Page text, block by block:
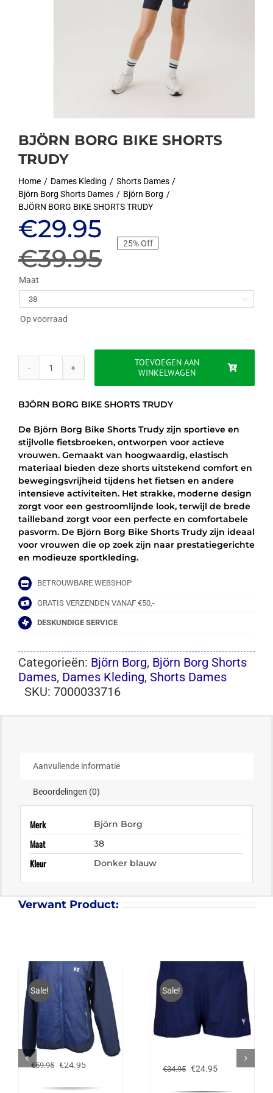
BJÖRN BORG BIKE SHORTS
TRUDY
Home Dames Kleding
Shorts Dames
Björn Borg Shorts Dames
Björn Borg
BJÖRN BORG BIKE SHORTS TRUDY
€39.95
Oorspronkelijke
prijs
was:
€39.95.
€29.95
Huidige
prijs
is:
€29.95.
25% Off
Maat

Op voorraad
BJÖRN
TRUDY
aantal
TOEVOEGEN AAN
WINKELWAGEN
BJÖRN BORG BIKE SHORTS TRUDY
De Björn Borg Bike Shorts Trudy zijn sportieve en
stijlvolle fietsbroeken, ontworpen voor actieve
vrouwen. Gemaakt van hoogwaardig, elastisch
materiaal bieden deze shorts uitstekend comfort en
bewegingsvrijheid tijdens het fietsen en andere
intensieve activiteiten. Het strakke, moderne design
zorgt voor een gestroomlijnde look, terwijl de brede
tailleband zorgt voor een perfecte en comfortabele
pasvorm. De Björn Borg Bike Shorts Trudy zijn ideaal
voor vrouwen die op zoek zijn naar prestatiegerichte
en modieuze sportkleding.
BETROUWBARE WEBSHOP
GRATIS VERZENDEN VANAF €50,-
DESKUNDIGE SERVICE
Categorieën: Björn Borg, Björn Borg Shorts
Dames, Dames Kleding, Shorts Dames
SKU: 7000033716
Aanvullende informatie
Beoordelingen (0)
Merk Björn Borg
Maat 38
Kleur Donker blauw
Verwant Product:
Sale!
FZ FORZA PAISLEY
JACKET
€59.95 Oorspronkelijke
€24.95Huidige
Sale!
VICTOR SHORT R-
€34.95 Oorspronkelijke
€24.95Huidige